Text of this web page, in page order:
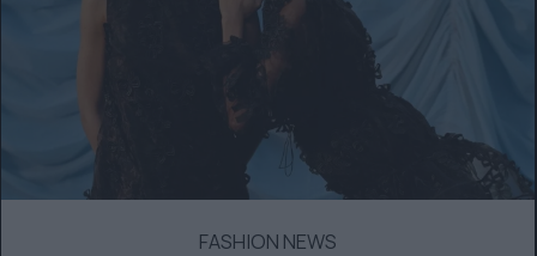
FASHION NEWS